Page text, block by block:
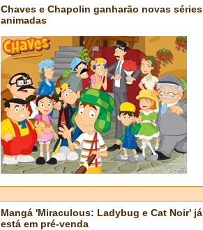
Chaves e Chapolin ganharão novas séries
animadas
Mangá 'Miraculous: Ladybug e Cat Noir' já
está em pré-venda